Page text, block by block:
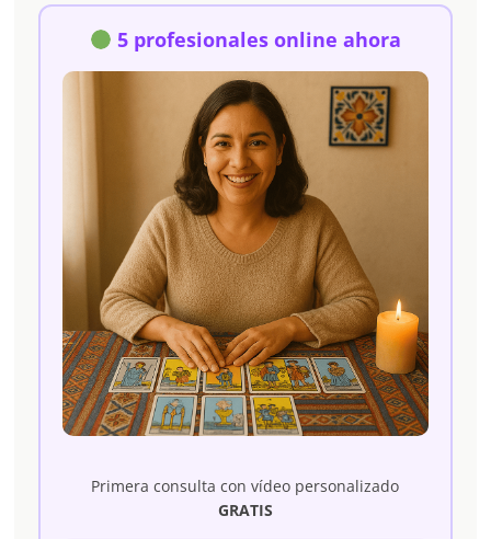
5 profesionales online ahora
Primera consulta con vídeo personalizado
GRATIS